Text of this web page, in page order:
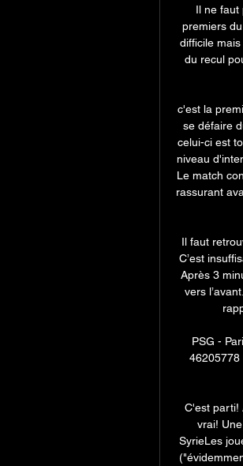
Il ne faut
premiers
difficile
du recul
c'est la
se défaire
celui-ci est
niveau
Le match
rassurant
Il faut
C’est
Après 3
vers
PSG -
46205778
C'est parti!
vrai!
SyrieLes